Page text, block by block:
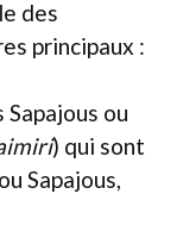
des
principaux :
Sapajous ou
) qui sont
Sapajous,